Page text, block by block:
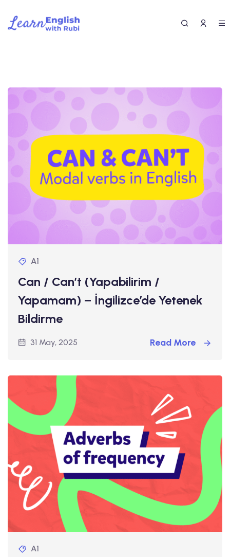
A1
Can / Can’t (Yapabilirim /
Yapamam) – İngilizce’de Yetenek
Bildirme
31 May, 2025 Read More
A1